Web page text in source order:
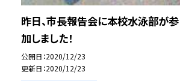
昨日、市長報告会に本校水泳部が参
加しました！
公開日 2020/12/23
更新日 2020/12/23